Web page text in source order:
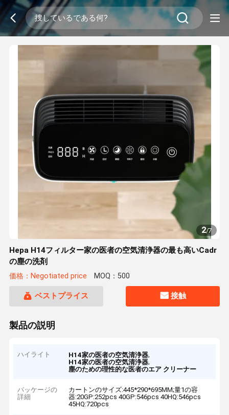
2/7
Hepa H14フィルター家の医者の空気清浄器の最も高いCadr
の塵の洗剤
価格：Negotiated price MOQ：500
ベストプライス 接触
製品の説明
ハイライト H14家の医者の空気清浄器,
H14家の医者の空気清浄器,
塵のための理性的な医者のエア クリーナー
パッケージの
詳細
カートンのサイズ:445*290*695MM;量1の容
器:20GP:252pcs 40GP:546pcs 40HQ:546pcs
45HQ:720pcs